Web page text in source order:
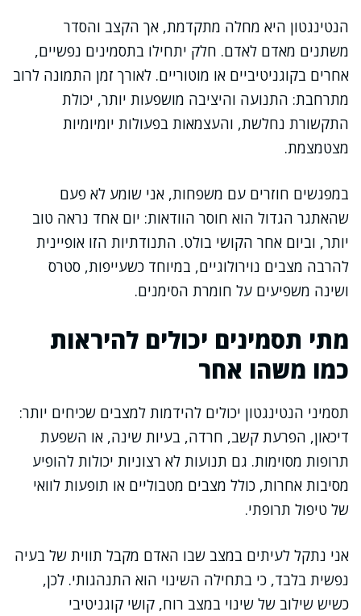
הנטינגטון היא מחלה מתקדמת, אך הקצב והסדר
משתנים מאדם לאדם. חלק יתחילו בתסמינים נפשיים,
אחרים בקוגניטיביים או מוטוריים. לאורך זמן התמונה לרוב
מתרחבת: התנועה והיציבה מושפעות יותר, יכולת
התקשורת נחלשת, והעצמאות בפעולות יומיומיות
מצטמצמת.
במפגשים חוזרים עם משפחות, אני שומע לא פעם
שהאתגר הגדול הוא חוסר הוודאות: יום אחד נראה טוב
יותר, וביום אחר הקושי בולט. התנודתיות הזו אופיינית
להרבה מצבים נוירולוגיים, במיוחד כשעייפות, סטרס
ושינה משפיעים על חומרת הסימנים.
מתי תסמינים יכולים להיראות
כמו משהו אחר
תסמיני הנטינגטון יכולים להידמות למצבים שכיחים יותר:
דיכאון, הפרעת קשב, חרדה, בעיות שינה, או השפעת
תרופות מסוימות. גם תנועות לא רצוניות יכולות להופיע
מסיבות אחרות, כולל מצבים מטבוליים או תופעות לוואי
של טיפול תרופתי.
אני נתקל לעיתים במצב שבו האדם מקבל תווית של בעיה
נפשית בלבד, כי בתחילה השינוי הוא התנהגותי. לכן,
כשיש שילוב של שינוי במצב רוח, קושי קוגניטיבי